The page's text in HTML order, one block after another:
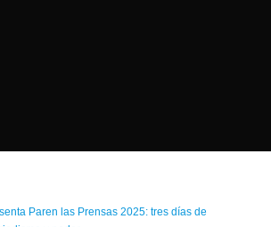
ESTADO DE CHILE